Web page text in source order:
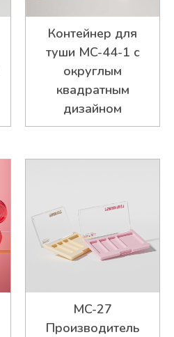
Контейнер для
туши MC-44-1 с
округлым
квадратным
дизайном
MC-27
Производитель